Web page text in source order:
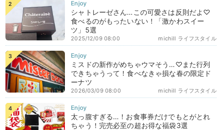
シャトレーゼさん…この可愛さは反則だよ♡
食べるのがもったいない！「激かわスイー
ツ」5選
michill ライフスタイル
2025/12/09 08:00
ミスドの新作がめちゃウマそう…♡また行列
できちゃうって！食べなきゃ損な春の限定ド
ーナツ
michill ライフスタイル
2026/03/09 08:00
太っ腹すぎる…！お食事券だけでもとがとれ
ちゃう！完売必至の超お得な福袋3選